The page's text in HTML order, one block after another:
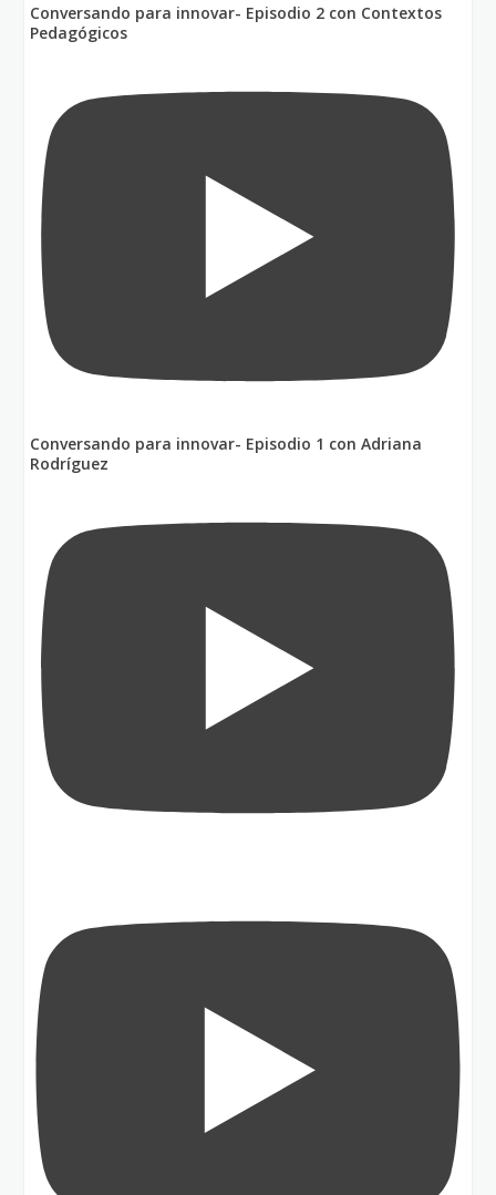
Conversando para innovar- Episodio 2 con Contextos
Pedagógicos
Conversando para innovar- Episodio 1 con Adriana
Rodríguez